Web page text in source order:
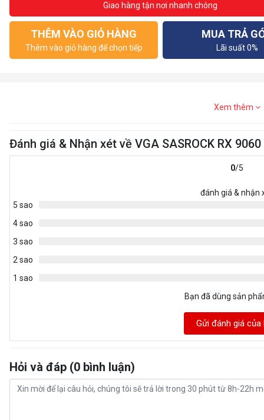
Giao hàng tận nơi nhanh chóng
THÊM VÀO GIỎ HÀNG
Thêm vào giỏ hàng để chọn tiếp
MUA TRẢ
Lãi suất 0%
Xem thêm
Đánh giá & Nhận xét về VGA SASROCK RX 9060
0/5
đánh giá & nhận
5 sao
4 sao
3 sao
2 sao
1 sao
Bạn đã dùng sản
Gửi đánh giá của
Hỏi và đáp (0 bình luận)